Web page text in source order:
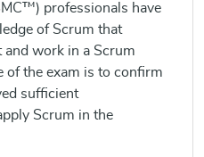
professionals have
of Scrum that
work in a Scrum
of the exam is to confirm
sufficient
Scrum in the